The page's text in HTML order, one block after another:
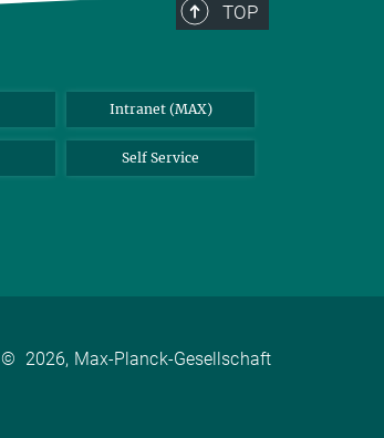
TOP
Intranet (MAX)
Self Service
© 2026, Max-Planck-Gesellschaft